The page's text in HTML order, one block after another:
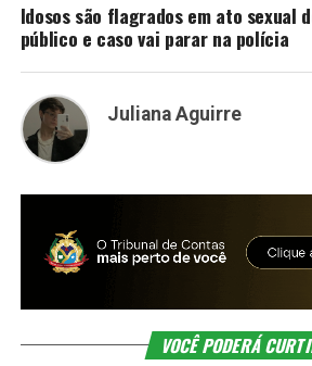
Idosos são flagrados em ato sexual
público e caso vai parar na polícia
Juliana Aguirre
VOCÊ PODERÁ